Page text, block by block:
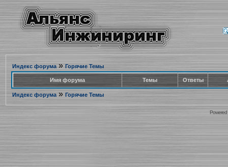
Индекс форума» Горячие Темы
Имя форума Темы Ответы
Индекс форума» Горячие Темы